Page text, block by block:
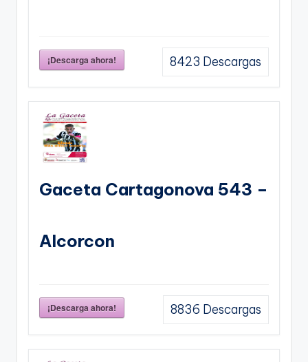
¡Descarga ahora! 8423 Descargas
Gaceta Cartagonova 543 –
Alcorcon
¡Descarga ahora! 8836 Descargas